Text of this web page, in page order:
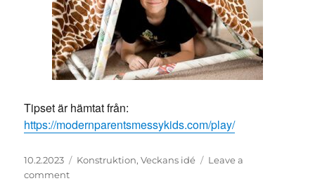
Tipset är hämtat från:
https://modernparentsmessykids.com/play/
Posted
on
10.2.2023 Categories
Konstruktion,Veckans idé
Leave a
commenton